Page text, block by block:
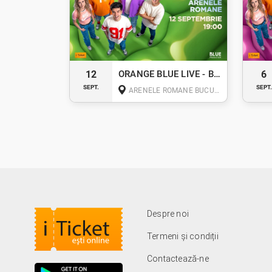
12
SEPT.
ORANGE BLUE LIVE - BUCUREȘTI 6
SEPT.
Despre noi
Termeni și condiții
Contactează-ne